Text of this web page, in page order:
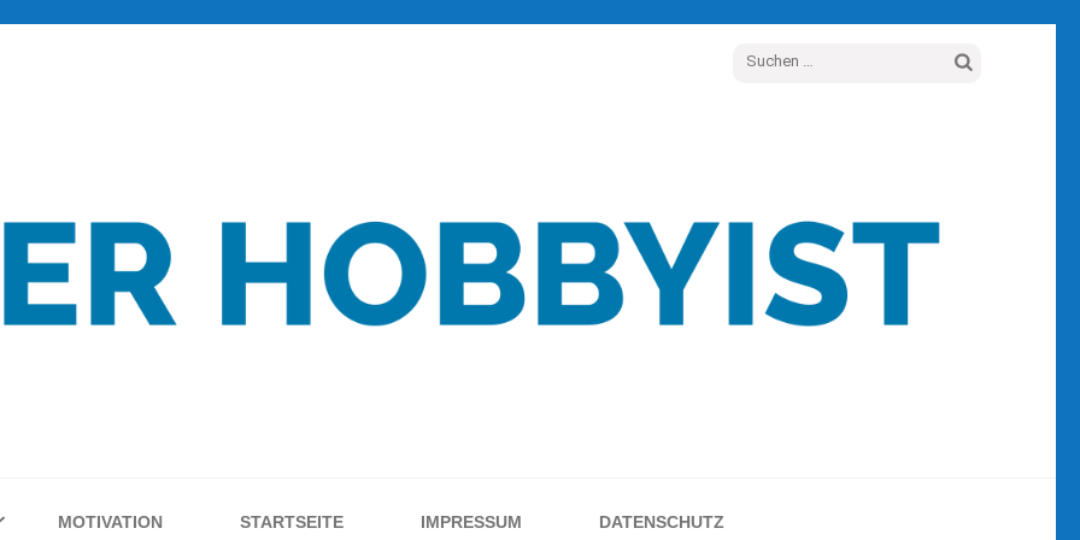
Suchen
MOTIVATION STARTSEITE IMPRESSUM DATENSCHUTZ